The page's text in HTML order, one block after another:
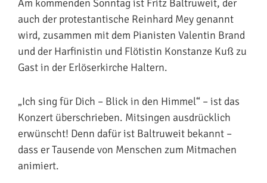
Am kommenden Sonntag ist Fritz Baltruweit, der
auch der protestantische Reinhard Mey genannt
wird, zusammen mit dem Pianisten Valentin Brand
und der Harfinistin und Flötistin Konstanze Kuß zu
Gast in der Erlöserkirche Haltern.
„Ich sing für Dich – Blick in den Himmel“ – ist das
Konzert überschrieben. Mitsingen ausdrücklich
erwünscht! Denn dafür ist Baltruweit bekannt –
dass er Tausende von Menschen zum Mitmachen
animiert.